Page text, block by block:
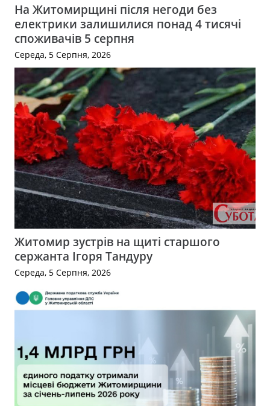
На Житомирщині після негоди без
електрики залишилися понад 4 тисячі
споживачів 5 серпня
Середа, 5 Серпня, 2026
Житомир зустрів на щиті старшого
сержанта Ігоря Тандуру
Середа, 5 Серпня, 2026